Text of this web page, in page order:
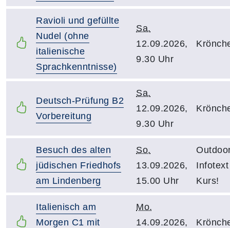
Ravioli und gefüllte
Nudel (ohne
italienische
Sprachkenntnisse)
Sa.
12.09.2026,
9.30 Uhr
Deutsch-Prüfung B2
Vorbereitung
Sa.
12.09.2026,
9.30 Uhr
Besuch des alten
jüdischen Friedhofs
am Lindenberg
So.
13.09.2026,
15.00 Uhr
Kurs!
Italienisch am
Morgen C1 mit
Mo.
14.09.2026,